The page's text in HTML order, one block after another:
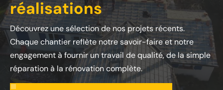
réalisations
Découvrez une sélection de nos projets récents.
Chaque chantier reflète notre savoir-faire et notre
engagement à fournir un travail de qualité, de la simple
réparation à la rénovation complète.